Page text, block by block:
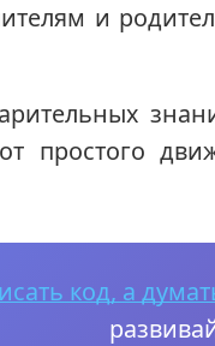
и
простого
код, а